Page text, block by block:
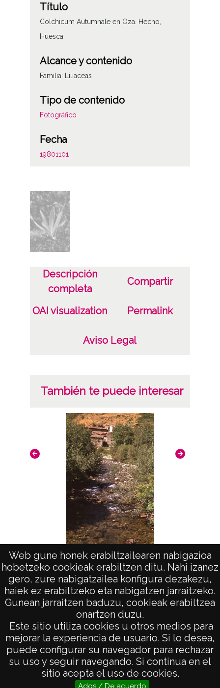
Web gune honek erabiltzailearen nabigazioa
hobetzeko cookieak erabiltzen ditu. Nahi izanez
gero, zure nabigatzailea konfigura dezakezu,
haiek ez erabiltzeko eta nabigatzen jarraitzeko.
Gunean jarraitzen baduzu, cookieak erabiltzea
onartzen duzu.
Este sitio utiliza cookies u otros medios para
mejorar la experiencia de usuario. Si lo desea,
puede configurar su navegador para rechazar
su uso y seguir navegando. Si continua en el
sitio acepta el uso de cookies.
Ados / De acuerdo
Título
Colchicum Autumnale en Oza. Hecho,
Huesca
Alcance y contenido
Familia: Liliaceas
Tipo de contenido
Fotográfico
Fecha
19801101
Oza. Hecho, Huesca
Materia
Plantas y flores
Quita meriendas, Azafrán silvestre, etc.
Licencia de las imágenes
CC BY-NC-SA 4.0
Descripción
completa
Compartir
OAI visualization Permalink
Aviso Legal
También te puede interesar
Pueblos de Huesca
AVISO LEGAL
POLÍTICA DE PRIVACIDAD
ACCESIBILIDAD
ATENCIÓN CIUDADANA